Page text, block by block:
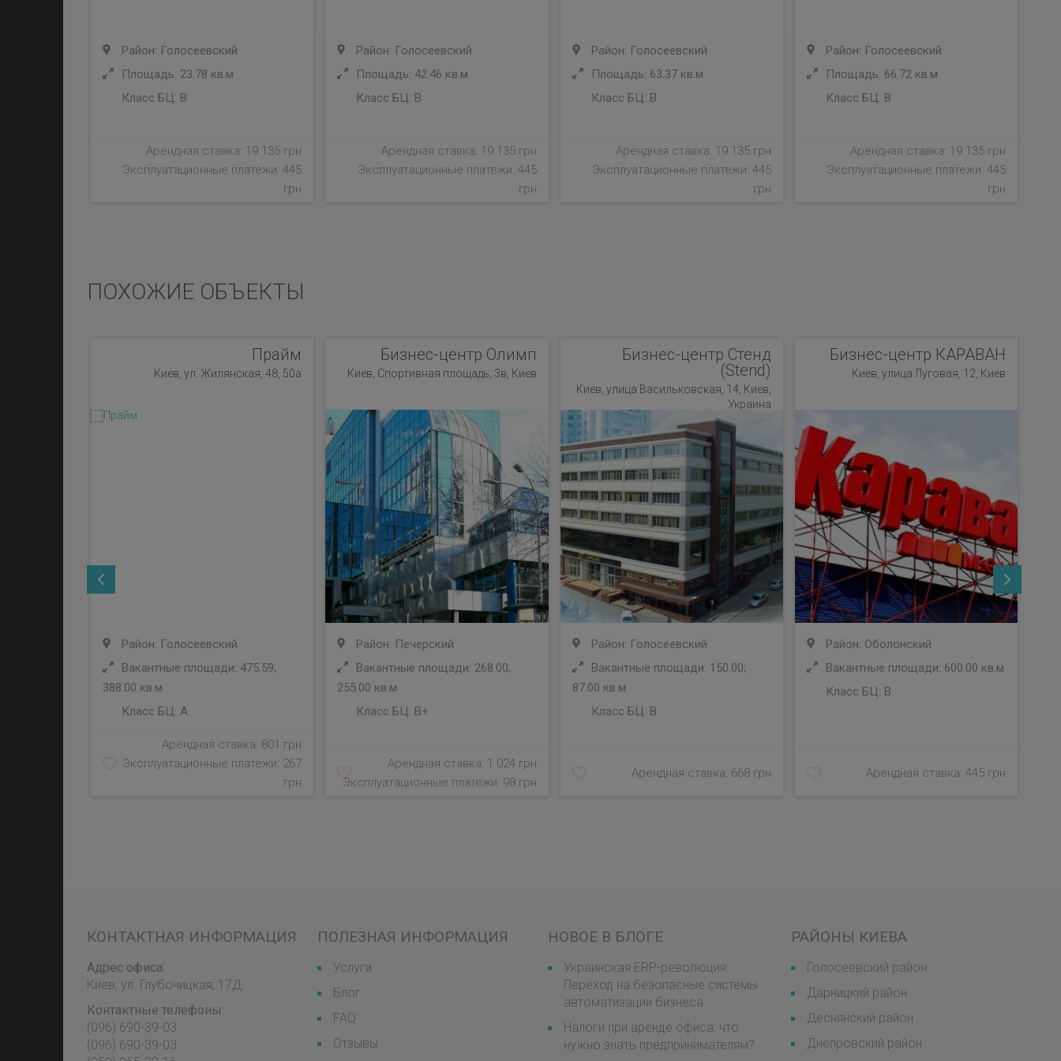
Район: Голосеевский
Площадь: 23.78 кв.м
Класс БЦ: B
Арендная ставка: 19 135 грн
Эксплуатационные платежи: 445
грн
Район: Голосеевский
Площадь: 42.46 кв.м
Класс БЦ: B
Арендная ставка: 19 135 грн
Эксплуатационные платежи: 445
грн
Район: Голосеевский
Площадь: 63.37 кв.м
Класс БЦ: B
Арендная ставка: 19 135 грн
Эксплуатационные платежи: 445
грн
Район: Голосеевский
Площадь: 66.72 кв.м
Класс БЦ: B
Арендная ставка: 19 135 грн
Эксплуатационные платежи: 445
грн
ПОХОЖИЕ ОБЪЕКТЫ
Прайм
Киев, ул. Жилянская, 48, 50а
Район: Голосеевский
Вакантные площади: 475.59;
388.00 кв.м
Класс БЦ: A
Арендная ставка: 801 грн
Эксплуатационные платежи: 267
грн
Бизнес-центр Олимп
Киев, Спортивная площадь, 3в, Киев
Район: Печерский
Вакантные площади: 268.00;
255.00 кв.м
Класс БЦ: B+
Арендная ставка: 1 024 грн
Эксплуатационные платежи: 98 грн
Бизнес-центр Стенд
(Stend)
Киев, улица Васильковская, 14, Киев,
Украина
Район: Голосеевский
Вакантные площади: 150.00;
87.00 кв.м
Класс БЦ: B
Арендная ставка: 668 грн
Бизнес-центр КАРАВАН
Киев, улица Луговая, 12, Киев
Район: Оболонский
Вакантные площади: 600.00 кв.м
Класс БЦ: B
Арендная ставка: 445 грн
КОНТАКТНАЯ ИНФОРМАЦИЯ
Адрес офиса:
Киев, ул. Глубочицкая, 17Д
Контактные телефоны:
(096) 690-39-03
‎(096) 690-39-03
ПОЛЕЗНАЯ ИНФОРМАЦИЯ
Услуги
Блог
FAQ
Отзывы
НОВОЕ В БЛОГЕ
Украинская ERP-революция:
Переход на безопасные системы
автоматизации бизнеса
Налоги при аренде офиса: что
нужно знать предпринимателям?
РАЙОНЫ КИЕВА
Голосеевский район
Дарницкий район
Деснянский район
Днепровский район